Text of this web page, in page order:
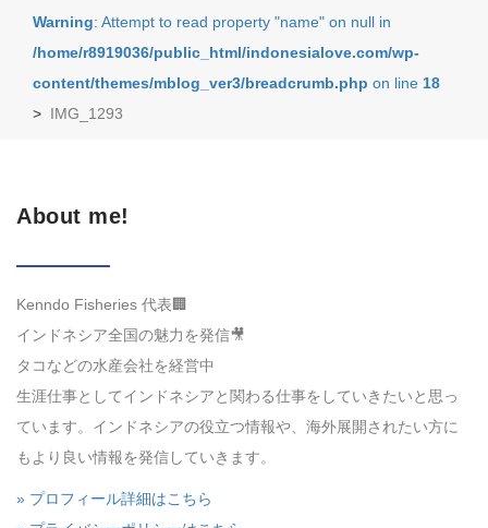
Warning: Attempt to read property "name" on null in
/home/r8919036/public_html/indonesialove.com/wp-
content/themes/mblog_ver3/breadcrumb.php on line 18
> IMG_1293
About me!
Kenndo Fisheries 代表🏢
インドネシア全国の魅力を発信🎥
タコなどの水産会社を経営中
生涯仕事としてインドネシアと関わる仕事をしていきたいと思っ
ています。インドネシアの役立つ情報や、海外展開されたい方に
もより良い情報を発信していきます。
» プロフィール詳細はこちら